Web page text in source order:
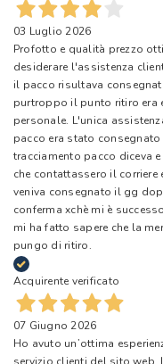
03 Luglio 2026
Profotto e qualità prezzo
desiderare l'assistenza
il pacco risultava
purtroppo il punto ritiro era
personale. L'unica
pacco era stato
tracciamento pacco diceva
che contattassero il
veniva consegnato il gg
conferma xchè mi è
mi ha fatto sapere che la
pungo di ritiro.
Acquirente verificato
07 Giugno 2026
Ho avuto un’ottima